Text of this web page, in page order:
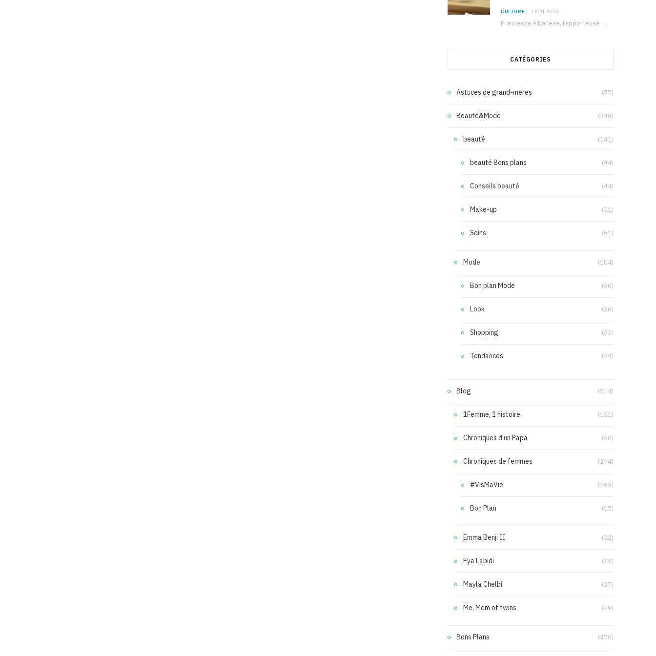
CULTURE 7 MAI 2026
Francesca Albanese, rapporteuse spéciale de l’ONU sur les territoires palestiniens occupés, était à Tunis pour…
CATÉGORIES
Astuces de grand-mères (77)
Beauté&Mode (248)
beauté (141)
beauté Bons plans (44)
Conseils beauté (44)
Make-up (21)
Soins (51)
Mode (104)
Bon plan Mode (30)
Look (36)
Shopping (33)
Tendances (24)
Blog (514)
1Femme, 1 histoire (121)
Chroniques d'un Papa (50)
Chroniques de femmes (294)
#VisMaVie (165)
Bon Plan (17)
Emma Benji II (22)
Eya Labidi (23)
Mayla Chelbi (27)
Me, Mom of twins (29)
Bons Plans (476)